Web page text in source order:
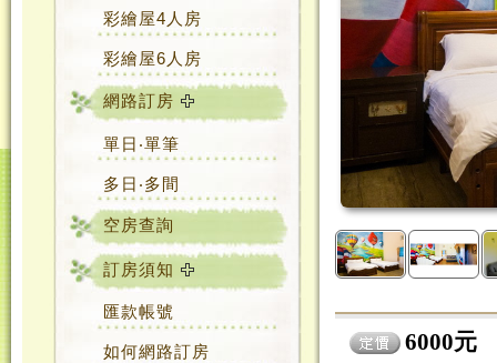
彩繪屋4人房
彩繪屋6人房
網路訂房
單日‧單筆
多日‧多間
空房查詢
訂房須知
匯款帳號
如何網路訂房 6000元